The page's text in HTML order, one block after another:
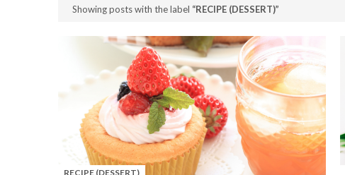
Showing posts with the label RECIPE (DESSERT)
RECIPE (DESSERT)